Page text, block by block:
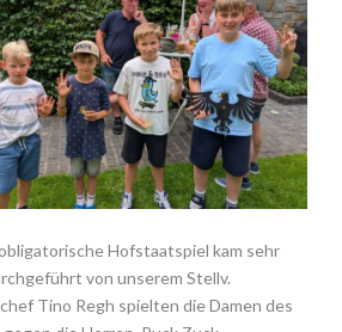
Hofstaatspiel kam sehr
von unserem Stellv.
Tino Regh spielten die Damen des